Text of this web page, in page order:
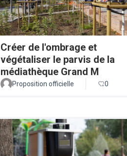
Créer de l'ombrage et
végétaliser le parvis de la
médiathèque Grand M
Proposition officielle 0